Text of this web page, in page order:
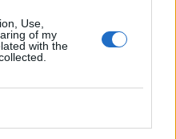
Use,
of my
with the
nis marshimi në
“Nesër më shumë!”
më shumë mirënjohje
për përkrahjen e